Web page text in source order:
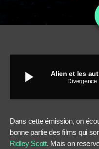
play_arrow Alien et les
Divergence
Dans cette émission, on
bonne partie des films qui
Ridley Scott. Mais on